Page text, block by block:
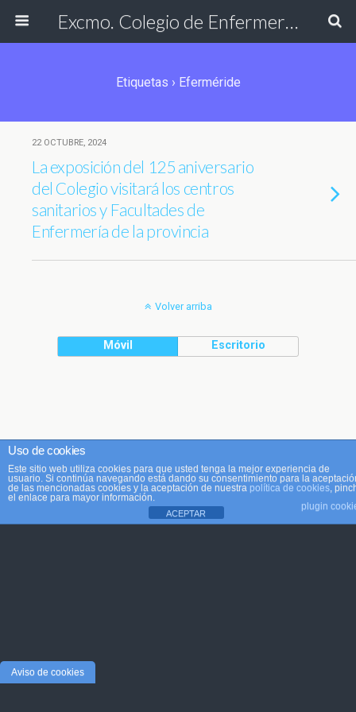
Excmo. Colegio de Enfermería de Cádiz
Etiquetas › Eferméride
22 OCTUBRE, 2024
La exposición del 125 aniversario
del Colegio visitará los centros
sanitarios y Facultades de
Enfermería de la provincia
Volver arriba
Móvil Escritorio
Uso de cookies
Este sitio web utiliza cookies para que usted tenga la mejor experiencia de
usuario. Si continúa navegando está dando su consentimiento para la
de las mencionadas cookies y la aceptación de nuestra política de cookies,
el enlace para mayor información.
plugin
ACEPTAR
Aviso de cookies